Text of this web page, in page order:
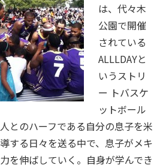
は、代々木
公園で開催
されている
ALLLDAYと
いうストリ
ー トバスケ
ットボール
とのハーフである自分の息子を米
する日々を送る中で、息子がメキ
を伸ばしていく。自身が学んでき